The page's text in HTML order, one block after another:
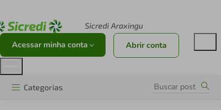
Sicredi Araxingu
Acessar minha conta Abrir conta
Categorias